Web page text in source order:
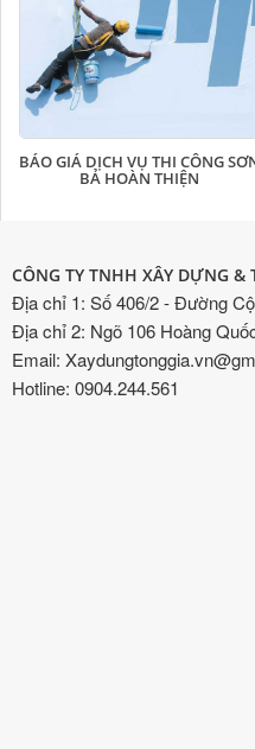
BÁO GIÁ DỊCH VỤ THI CÔNG
BẢ HOÀN THIỆN
CÔNG TY TNHH XÂY DỰNG
Địa chỉ 1: Số 406/2 - Đường
Địa chỉ 2: Ngõ 106 Hoàng
Email:
Hotline: 0904.244.561